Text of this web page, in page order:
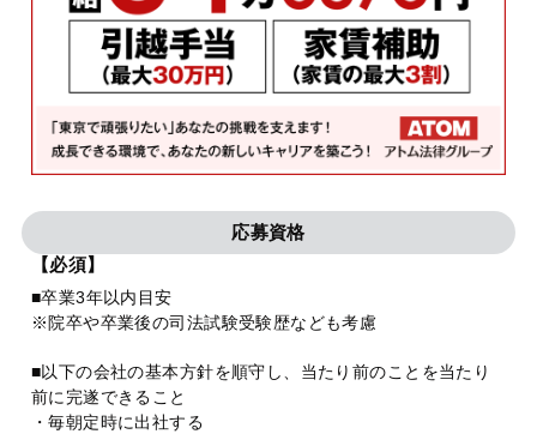
応募資格
【必須】
■卒業3年以内目安
※院卒や卒業後の司法試験受験歴なども考慮
■以下の会社の基本方針を順守し、当たり前のことを当たり
前に完遂できること
・毎朝定時に出社する